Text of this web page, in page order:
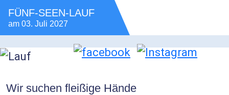
FÜNF-SEEN-LAUF
am 03. Juli 2027
Wir suchen fleißige Hände